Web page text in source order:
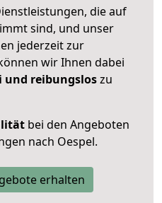
die auf
sind, und unser
jederzeit zur
wir Ihnen dabei
und reibungsloszu
bei den Angeboten
nach Oespel.
erhalten